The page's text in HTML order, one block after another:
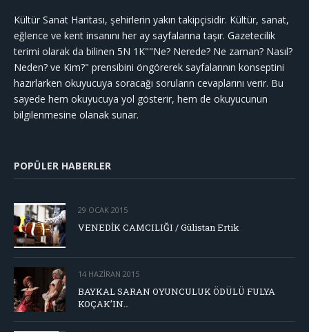
Kültür Sanat Haritası, şehirlerin yakın takipçisidir. Kültür, sanat,
eğlence ve kent insanını her ay sayfalarına taşır. Gazetecilik
terimi olarak da bilinen 5N 1K""Ne? Nerede? Ne zaman? Nasıl?
Neden? ve Kim?" prensibini öngörerek sayfalarının konseptini
hazırlarken okuyucuya soracağı soruların cevaplarını verir. Bu
sayede hem okuyucuya yol gösterir, hem de okuyucunun
bilgilenmesine olanak sunar.
POPÜLER HABERLER
29 OCAK 2015
VENEDİK CAMCILIĞI / Gülistan Ertik
14 HAZIRAN 2015
BAYKAL SARAN OYUNCULUK ÖDÜLÜ FULYA
KOÇAK’IN…